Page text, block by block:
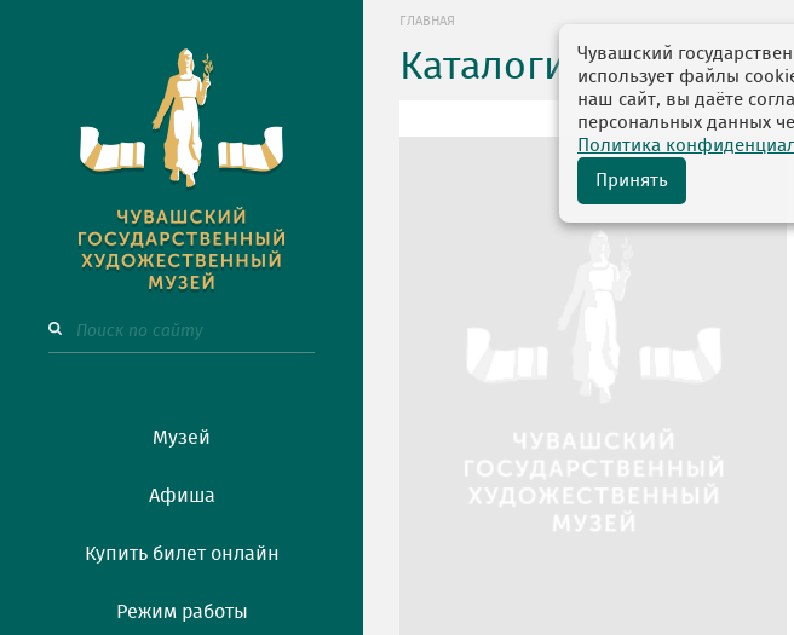
Музей
Афиша
Купить билет онлайн
Режим работы
ГЛАВНАЯ
Каталоги выставок
Чувашский
использует файлы
наш сайт, вы даёте
персональных данных
Политика
Принять